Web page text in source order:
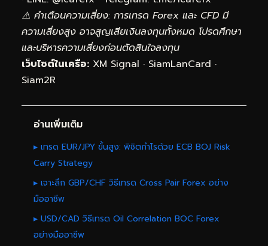
⚠️ คำเตือนความเสี่ยง: การเทรด Forex และ CFD มี
ความเสี่ยงสูง อาจสูญเสียเงินลงทุนทั้งหมด โปรดศึกษา
และบริหารความเสี่ยงก่อนตัดสินใจลงทุน
เว็บไซต์ในเครือ: XM Signal · SiamLanCard ·
Siam2R
อ่านเพิ่มเติม
▸ เทรด EUR/JPY ขั้นสูง: พิชิตกำไรด้วย ECB BOJ Risk
Carry Strategy
▸ เจาะลึก GBP/CHF วิธีเทรด Cross Pair Forex อย่าง
มืออาชีพ
▸ USD/CAD วิธีเทรด Oil Correlation BOC Forex
อย่างมืออาชีพ